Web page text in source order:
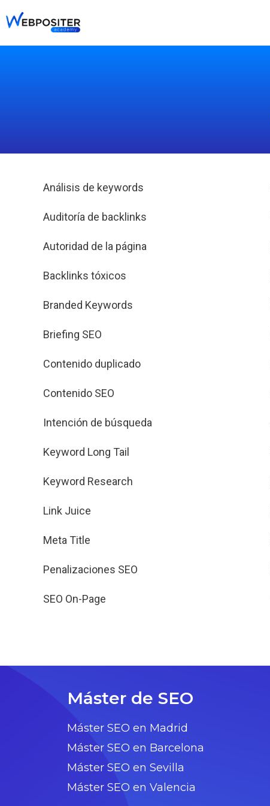
al
contenido
Análisis de keywords
Auditoría de backlinks
Autoridad de la página
Backlinks tóxicos
Branded Keywords
Briefing SEO
Contenido duplicado
Contenido SEO
Intención de búsqueda
Keyword Long Tail
Keyword Research
Link Juice
Meta Title
Penalizaciones SEO
SEO On-Page
Máster de SEO
Máster SEO en Madrid
Máster SEO en Barcelona
Máster SEO en Sevilla
Máster SEO en Valencia